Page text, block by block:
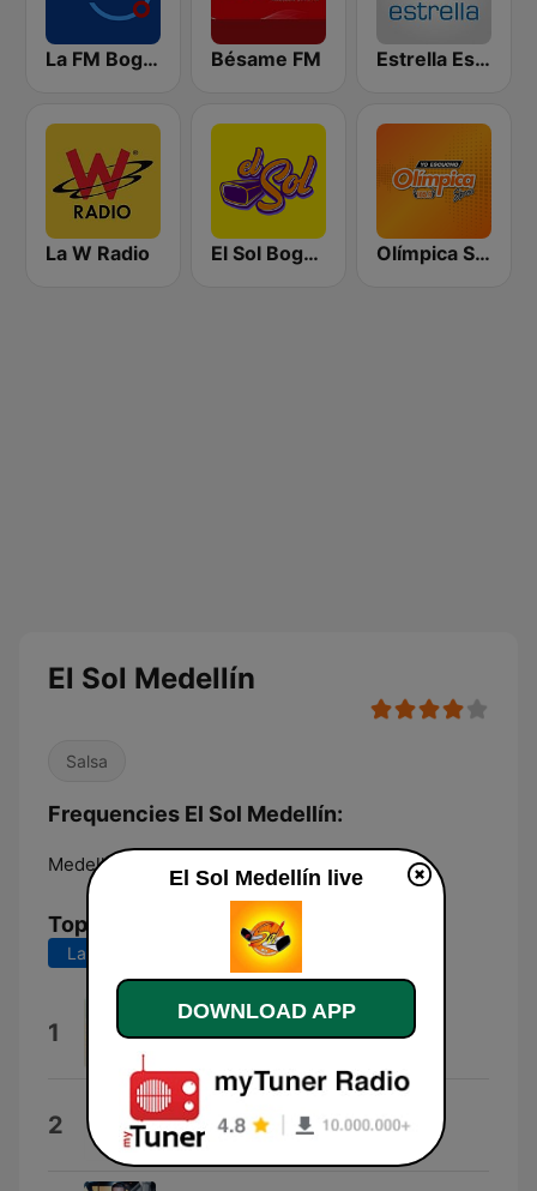
La FM Bogotá Bésame FM Estrella Estéreo
La W Radio El Sol Bogotá Olímpica Stereo Bogotá 105.9 FM
El Sol Medellín
Salsa
Frequencies El Sol Medellín:
Medellín: 107.9 FM
Top Songs
Last 7 days Last 30 days
1 Medellín Te Quiere
2 Origami
J Balvin
El Sol Medellín live
DOWNLOAD APP